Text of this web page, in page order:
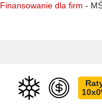
Finansowanie dla firm -